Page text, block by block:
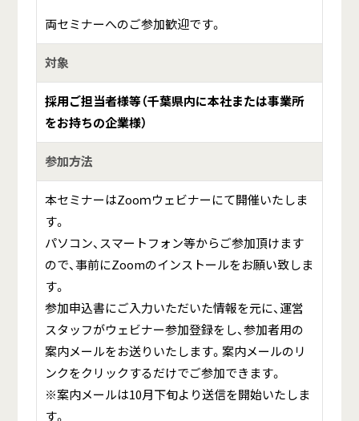
両セミナーへのご参加歓迎です。
対象
採用ご担当者様等（千葉県内に本社または事業所
をお持ちの企業様）
参加方法
本セミナーはZooｍウェビナーにて開催いたしま
す。
パソコン、スマートフォン等からご参加頂けます
ので、事前にZoomのインストールをお願い致しま
す。
参加申込書にご入力いただいた情報を元に、運営
スタッフがウェビナー参加登録をし、参加者用の
案内メールをお送りいたします。案内メールのリ
ンクをクリックするだけでご参加できます。
※案内メールは10月下旬より送信を開始いたしま
す。